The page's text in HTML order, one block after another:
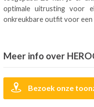
optimale uitrusting voor
onkreukbare outfit voor een
Meer info over
Bezoek onze